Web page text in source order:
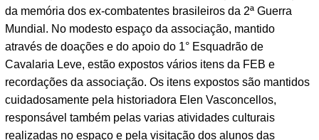
da memória dos ex-combatentes brasileiros da 2ª Guerra
Mundial. No modesto espaço da associação, mantido
através de doações e do apoio do 1° Esquadrão de
Cavalaria Leve, estão expostos vários itens da FEB e
recordações da associação. Os itens expostos são mantidos
cuidadosamente pela historiadora Elen Vasconcellos,
responsável também pelas varias atividades culturais
realizadas no espaço e pela visitação dos alunos das